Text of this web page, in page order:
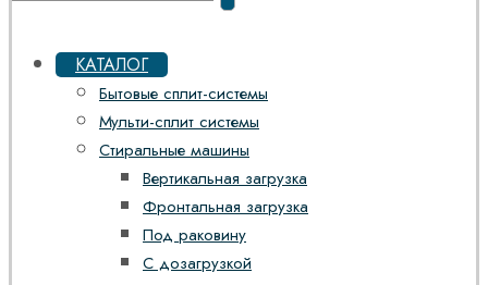
КАТАЛОГ
Бытовые сплит-системы
Мульти-сплит системы
Стиральные машины
Вертикальная загрузка
Фронтальная загрузка
Под раковину
С дозагрузкой